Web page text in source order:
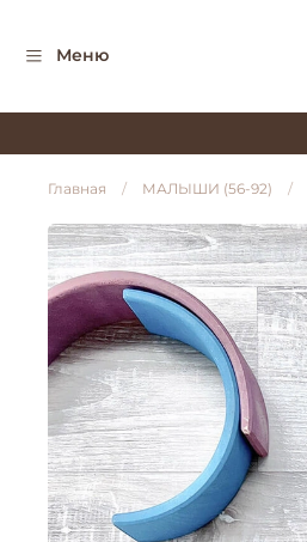
Меню
Главная МАЛЫШИ (56-92)